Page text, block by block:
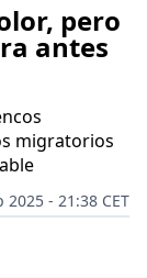
pero
antes
migratorios
2025 - 21:38 CET